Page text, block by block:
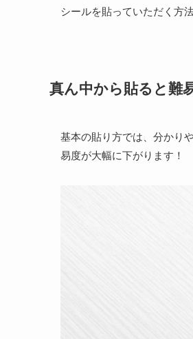
シールを貼っていただく方
真ん中から貼ると難
基本の貼り方では、分かり
易度が大幅に下がります！